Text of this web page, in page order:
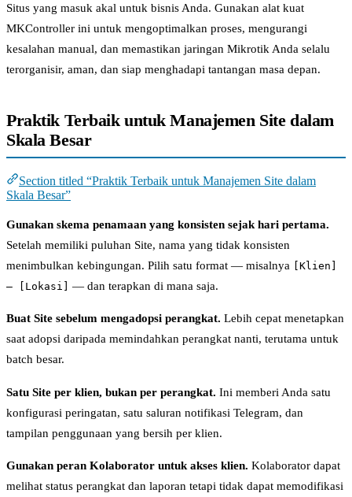
Situs yang masuk akal untuk bisnis Anda. Gunakan alat kuat
MKController ini untuk mengoptimalkan proses, mengurangi
kesalahan manual, dan memastikan jaringan Mikrotik Anda selalu
terorganisir, aman, dan siap menghadapi tantangan masa depan.
Praktik Terbaik untuk Manajemen Site dalam
Skala Besar
Section titled “Praktik Terbaik untuk Manajemen Site dalam
Skala Besar”
Gunakan skema penamaan yang konsisten sejak hari pertama.
Setelah memiliki puluhan Site, nama yang tidak konsisten
menimbulkan kebingungan. Pilih satu format — misalnya
[Klien]
— [Lokasi]
— dan terapkan di mana saja.
Buat Site sebelum mengadopsi perangkat. Lebih cepat menetapkan
saat adopsi daripada memindahkan perangkat nanti, terutama untuk
batch besar.
Satu Site per klien, bukan per perangkat. Ini memberi Anda satu
konfigurasi peringatan, satu saluran notifikasi Telegram, dan
tampilan penggunaan yang bersih per klien.
Gunakan peran Kolaborator untuk akses klien. Kolaborator dapat
melihat status perangkat dan laporan tetapi tidak dapat memodifikasi